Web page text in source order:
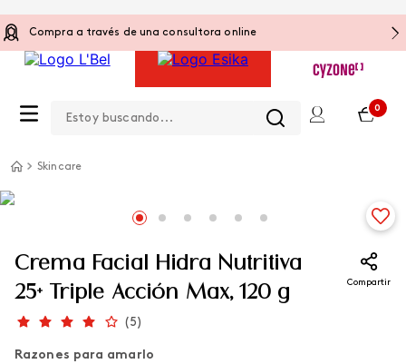
Compra a través de una consultora online
0
Skincare
Crema Facial Hidra Nutritiva
25+ Triple Acción Max, 120 g
Compartir
(5)
Razones para amarlo